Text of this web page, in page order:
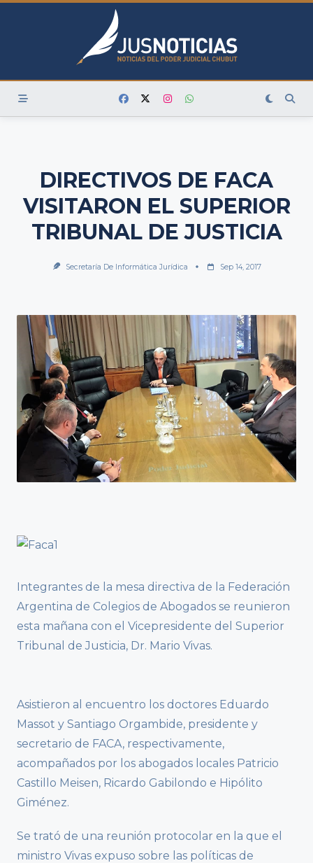
Skip
DIRECTIVOS DE FACA
VISITARON EL SUPERIOR
TRIBUNAL DE JUSTICIA
Secretaría De Informática Jurídica Sep 14, 2017
Integrantes de la mesa directiva de la Federación
Argentina de Colegios de Abogados se reunieron
esta mañana con el Vicepresidente del Superior
Tribunal de Justicia, Dr. Mario Vivas.
Asistieron al encuentro los doctores Eduardo
Massot y Santiago Orgambide, presidente y
secretario de FACA, respectivamente,
acompañados por los abogados locales Patricio
Castillo Meisen, Ricardo Gabilondo e Hipólito
Giménez.
Se trató de una reunión protocolar en la que el
ministro Vivas expuso sobre las políticas de